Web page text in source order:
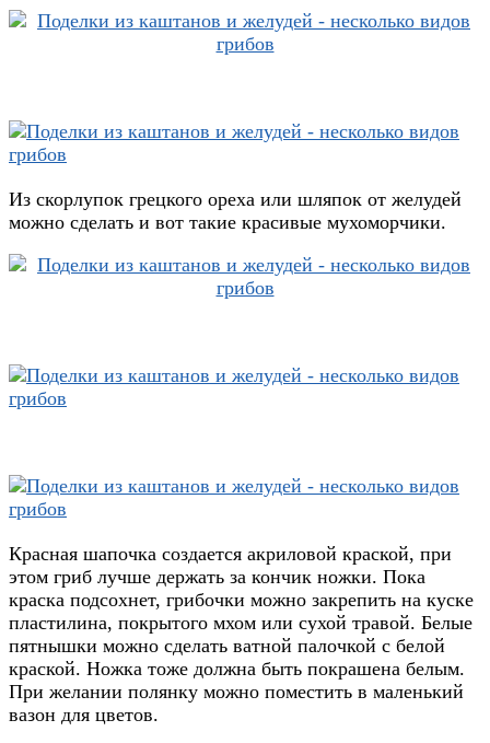
Из скорлупок грецкого ореха или шляпок от желудей
можно сделать и вот такие красивые мухоморчики.
Красная шапочка создается акриловой краской, при
этом гриб лучше держать за кончик ножки. Пока
краска подсохнет, грибочки можно закрепить на куске
пластилина, покрытого мхом или сухой травой. Белые
пятнышки можно сделать ватной палочкой с белой
краской. Ножка тоже должна быть покрашена белым.
При желании полянку можно поместить в маленький
вазон для цветов.